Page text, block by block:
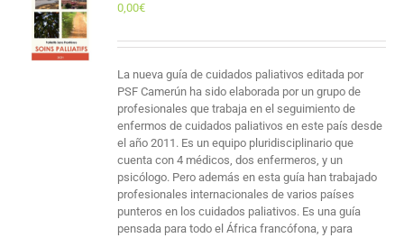
0,00€
La nueva guía de cuidados paliativos editada por
PSF Camerún ha sido elaborada por un grupo de
profesionales que trabaja en el seguimiento de
enfermos de cuidados paliativos en este país desde
el año 2011. Es un equipo pluridisciplinario que
cuenta con 4 médicos, dos enfermeros, y un
psicólogo. Pero además en esta guía han trabajado
profesionales internacionales de varios países
punteros en los cuidados paliativos. Es una guía
pensada para todo el África francófona, y para